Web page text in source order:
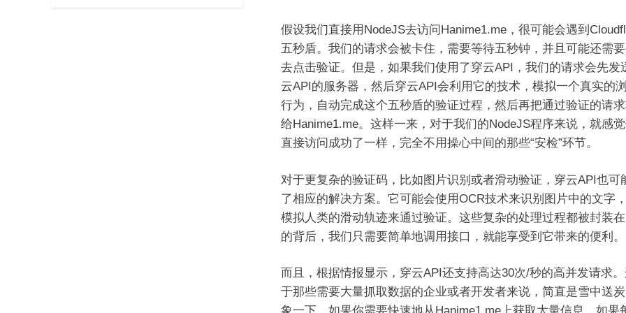
假设我们直接用NodeJS去访问Hanime1.me，很可能会遇到
五秒盾。我们的请求会被卡住，需要等待五秒钟，并且可能还需
去点击验证。但是，如果我们使用了穿云API，我们的请求会先发
云API的服务器，然后穿云API会利用它的技术，模拟一个真实的
行为，自动完成这个五秒盾的验证过程，然后再把通过验证的请
给Hanime1.me。这样一来，对于我们的NodeJS程序来说，就感
直接访问成功了一样，完全不用操心中间的那些“安检”环节。
对于更复杂的验证码，比如图片识别或者滑动验证，穿云API也可
了相应的解决方案。它可能会使用OCR技术来识别图片中的文字
模拟人类的滑动轨迹来通过验证。这些复杂的处理过程都被封装
的背后，我们只需要简单地调用接口，就能享受到它带来的便利。
而且，根据情报显示，穿云API还支持高达30次/秒的高并发请求
于那些需要大量抓取数据的企业或者开发者来说，简直是雪中送